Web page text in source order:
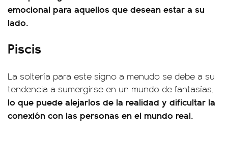
emocional para aquellos que desean estar a su
lado.
Piscis
La soltería para este signo a menudo se debe a su
tendencia a sumergirse en un mundo de fantasías,
lo que puede alejarlos de la realidad y dificultar la
conexión con las personas en el mundo real.